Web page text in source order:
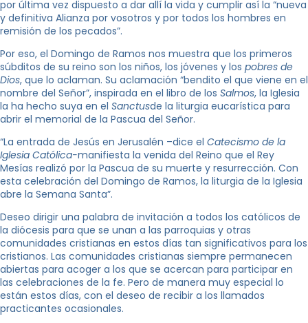
por última vez dispuesto a dar allí la vida y cumplir así la “nueva
y definitiva Alianza por vosotros y por todos los hombres en
remisión de los pecados”.
Por eso, el Domingo de Ramos nos muestra que los primeros
súbditos de su reino son los niños, los jóvenes y los pobres de
Dios, que lo aclaman. Su aclamación “bendito el que viene en el
nombre del Señor”, inspirada en el libro de los Salmos, la Iglesia
la ha hecho suya en el Sanctusde la liturgia eucarística para
abrir el memorial de la Pascua del Señor.
“La entrada de Jesús en Jerusalén –dice el Catecismo de la
Iglesia Católica-manifiesta la venida del Reino que el Rey
Mesías realizó por la Pascua de su muerte y resurrección. Con
esta celebración del Domingo de Ramos, la liturgia de la Iglesia
abre la Semana Santa”.
Deseo dirigir una palabra de invitación a todos los católicos de
la diócesis para que se unan a las parroquias y otras
comunidades cristianas en estos días tan significativos para los
cristianos. Las comunidades cristianas siempre permanecen
abiertas para acoger a los que se acercan para participar en
las celebraciones de la fe. Pero de manera muy especial lo
están estos días, con el deseo de recibir a los llamados
practicantes ocasionales.